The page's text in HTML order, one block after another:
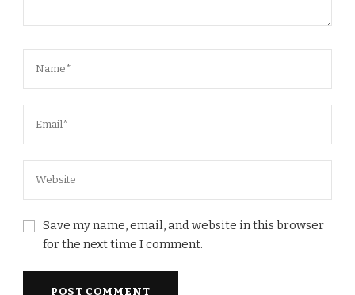
Save my name, email, and website in this browser
for the next time I comment.